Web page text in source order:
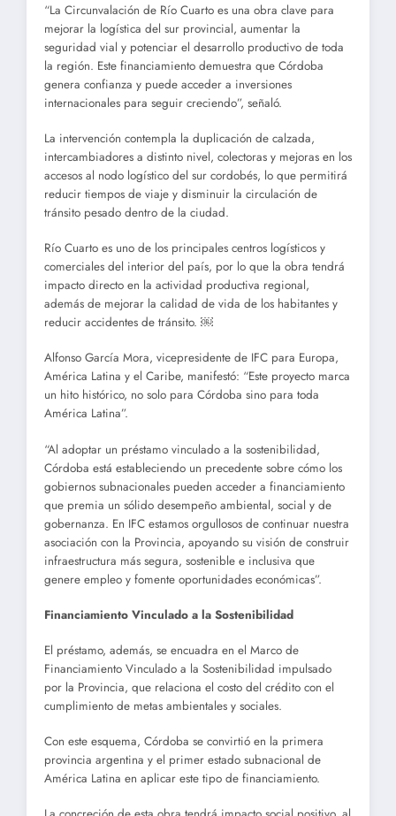
“La Circunvalación de Río Cuarto es una obra clave para
mejorar la logística del sur provincial, aumentar la
seguridad vial y potenciar el desarrollo productivo de toda
la región. Este financiamiento demuestra que Córdoba
genera confianza y puede acceder a inversiones
internacionales para seguir creciendo”, señaló.
La intervención contempla la duplicación de calzada,
intercambiadores a distinto nivel, colectoras y mejoras en los
accesos al nodo logístico del sur cordobés, lo que permitirá
reducir tiempos de viaje y disminuir la circulación de
tránsito pesado dentro de la ciudad.
Río Cuarto es uno de los principales centros logísticos y
comerciales del interior del país, por lo que la obra tendrá
impacto directo en la actividad productiva regional,
además de mejorar la calidad de vida de los habitantes y
reducir accidentes de tránsito. ￼
Alfonso García Mora, vicepresidente de IFC para Europa,
América Latina y el Caribe, manifestó: “Este proyecto marca
un hito histórico, no solo para Córdoba sino para toda
América Latina”.
“Al adoptar un préstamo vinculado a la sostenibilidad,
Córdoba está estableciendo un precedente sobre cómo los
gobiernos subnacionales pueden acceder a financiamiento
que premia un sólido desempeño ambiental, social y de
gobernanza. En IFC estamos orgullosos de continuar nuestra
asociación con la Provincia, apoyando su visión de construir
infraestructura más segura, sostenible e inclusiva que
genere empleo y fomente oportunidades económicas”.
Financiamiento Vinculado a la Sostenibilidad
El préstamo, además, se encuadra en el Marco de
Financiamiento Vinculado a la Sostenibilidad impulsado
por la Provincia, que relaciona el costo del crédito con el
cumplimiento de metas ambientales y sociales.
Con este esquema, Córdoba se convirtió en la primera
provincia argentina y el primer estado subnacional de
América Latina en aplicar este tipo de financiamiento.